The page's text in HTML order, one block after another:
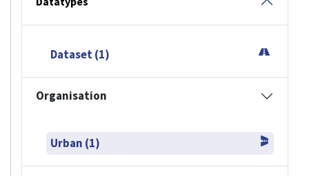
Dataset (1)
Organisation
Urban (1)